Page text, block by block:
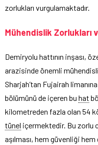
zorlukları vurgulamaktadır.
Mühendislik Zorlukları
Demiryolu hattının inşası,
arazisinde önemli
Sharjah’tan Fujairah
bölümünü de içeren bu hat
kilometreden fazla olan 54
tünel içermektedir. Bu zorlu
aşılması, hem güvenliği